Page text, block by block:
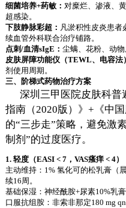
细菌培养+药敏： 对糜烂、渗液、
超感染。
下肢静脉彩超： 凡淤积性皮炎患者
续血管外科联合治疗铺路。
点刺/血清sIgE： 尘螨、花粉、动物
皮肤屏障功能仪（TEWL、电容法
剂使用周期。
三、阶梯式药物治疗方案
深圳三甲医院皮肤科普
指南（2020版）》+《中
的“三步走”策略，避免激
制剂”的过度医疗。
1. 轻度（EASI < 7，VAS瘙痒 < 4）
主动维持：1% 氢化可的松乳膏（
续16周。
基础保湿：神经酰胺+尿素10%乳
口服抗组胺：非索非那定180 mg